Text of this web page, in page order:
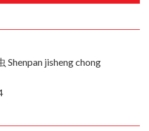
Shenpan jisheng chong